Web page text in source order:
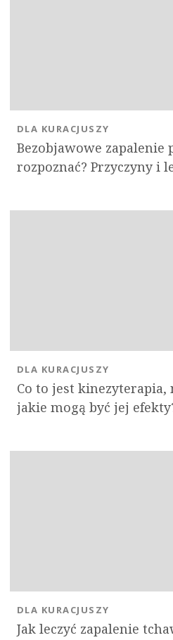
Bezobjawowe zapalenie
rozpoznać? Przyczyny i
DLA KURACJUSZY
Co to jest kinezyterapia,
jakie mogą być jej
DLA KURACJUSZY
Jak leczyć zapalenie
DLA KURACJUSZY